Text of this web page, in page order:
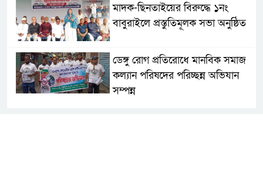
মাদক-ছিনতাইয়ের বিরুদ্ধে ১নং
বাবুরাইলে প্রস্তুতিমূলক সভা অনুষ্ঠিত
ডেঙ্গু রোগ প্রতিরোধে মানবিক সমাজ
কল্যান পরিষদের পরিচ্ছন্ন অভিযান
সম্পন্ন